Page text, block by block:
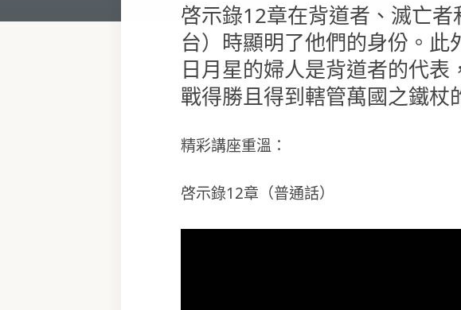
啓示錄12章在背道者、滅亡
台）時顯明了他們的身份。
日月星的婦人是背道者的代
戰得勝且得到轄管萬國之鐵杖
精彩講座重溫：
啓示錄12章（普通話）